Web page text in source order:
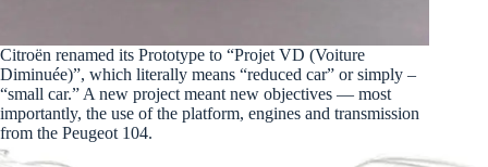
Citroën renamed its Prototype to “Projet VD (Voiture
Diminuée)”, which literally means “reduced car” or simply –
“small car.” A new project meant new objectives — most
importantly, the use of the platform, engines and transmission
from the Peugeot 104.